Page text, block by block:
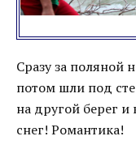
Сразу за поляной
потом шли под
на другой берег
снег! Романтика!